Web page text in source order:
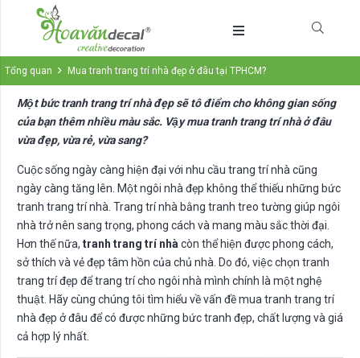
Tổng quan Mua tranh trang trí nhà đẹp ở đâu tại TPHCM?
Một bức tranh trang trí nhà đẹp sẽ tô điểm cho không gian sống
của bạn thêm nhiều màu sắc. Vậy mua tranh trang trí nhà ở đâu
vừa đẹp, vừa rẻ, vừa sang?
Cuộc sống ngày càng hiện đại với nhu cầu trang trí nhà cũng
ngày càng tăng lên. Một ngôi nhà đẹp không thể thiếu những bức
tranh trang trí nhà. Trang trí nhà bằng tranh treo tường giúp ngôi
nhà trở nên sang trọng, phong cách và mang màu sắc thời đại.
Hơn thế nữa, tranh trang trí nhà còn thể hiện được phong cách,
sở thích và vẻ đẹp tâm hồn của chủ nhà. Do đó, việc chọn tranh
trang trí đẹp để trang trí cho ngôi nhà mình chính là một nghệ
thuật. Hãy cùng chúng tôi tìm hiểu về vấn đề mua tranh trang trí
nhà đẹp ở đâu để có được những bức tranh đẹp, chất lượng và giá
cả hợp lý nhất.